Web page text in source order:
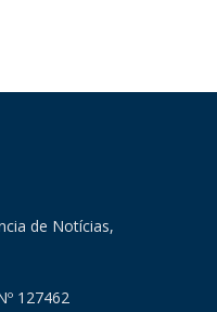
de Notícias,
127462